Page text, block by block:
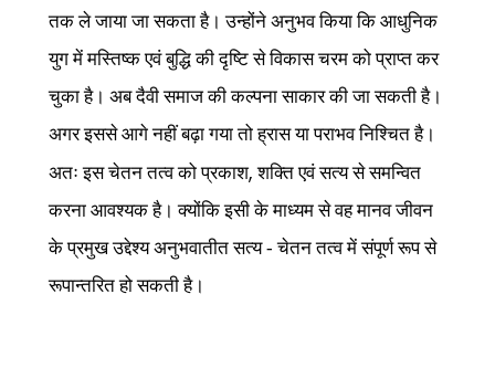
तक ले जाया जा सकता है। उन्होंने अनुभव किया कि आधुनिक
युग में मस्तिष्क एवं बुद्धि की दृष्टि से विकास चरम को प्राप्त कर
चुका है। अब दैवी समाज की कल्पना साकार की जा सकती है।
अगर इससे आगे नहीं बढ़ा गया तो ह्रास या पराभव निश्चित है।
अतः इस चेतन तत्व को प्रकाश,शक्ति एवं सत्य से समन्वित
करना आवश्यक है। क्योंकि इसी के माध्यम से वह मानव जीवन
के प्रमुख उद्देश्य अनुभवातीत सत्य - चेतन तत्व में संपूर्ण रूप से
रूपान्तरित हो सकती है।